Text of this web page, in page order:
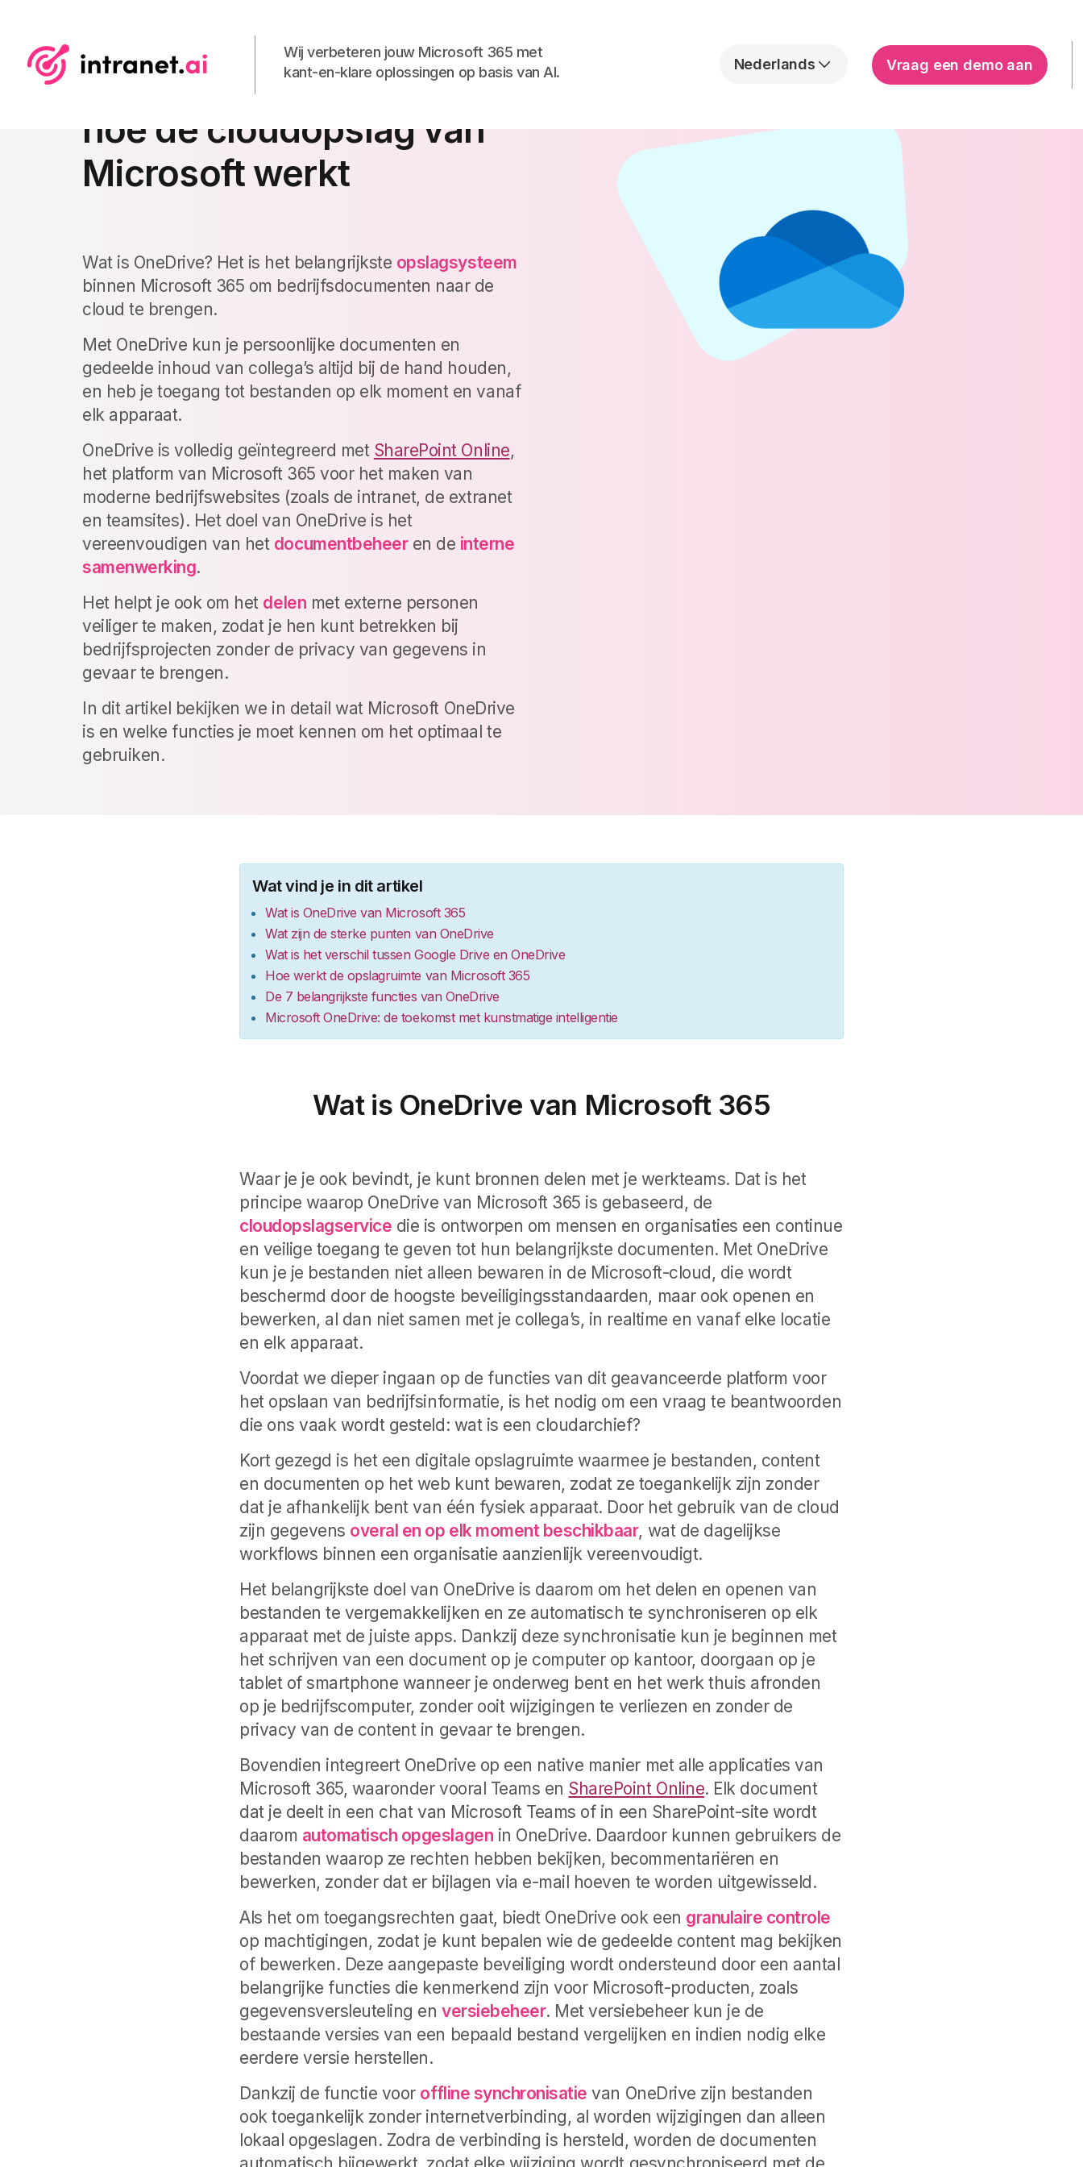
Wij verbeteren jouw Microsoft 365 met
kant-en-klare oplossingen op basis van AI.
Nederlands Vraag een demo aan
OneDrive: wat het is en
hoe de cloudopslag van
Microsoft werkt
Wat is OneDrive? Het is het belangrijkste opslagsysteem
binnen Microsoft 365 om bedrijfsdocumenten naar de
cloud te brengen.
Met OneDrive kun je persoonlijke documenten en
gedeelde inhoud van collega’s altijd bij de hand houden,
en heb je toegang tot bestanden op elk moment en vanaf
elk apparaat.
OneDrive is volledig geïntegreerd met SharePoint Online,
het platform van Microsoft 365 voor het maken van
moderne bedrijfswebsites (zoals de intranet, de extranet
en teamsites). Het doel van OneDrive is het
vereenvoudigen van het documentbeheeren de interne
samenwerking.
Het helpt je ook om het delen met externe personen
veiliger te maken, zodat je hen kunt betrekken bij
bedrijfsprojecten zonder de privacy van gegevens in
gevaar te brengen.
In dit artikel bekijken we in detail wat Microsoft OneDrive
is en welke functies je moet kennen om het optimaal te
gebruiken.
Wat vind je in dit artikel
Wat is OneDrive van Microsoft 365
Wat zijn de sterke punten van OneDrive
Wat is het verschil tussen Google Drive en OneDrive
Hoe werkt de opslagruimte van Microsoft 365
De 7 belangrijkste functies van OneDrive
Microsoft OneDrive: de toekomst met kunstmatige intelligentie
Wat is OneDrive van Microsoft 365
Waar je je ook bevindt, je kunt bronnen delen met je werkteams. Dat is het
principe waarop OneDrive van Microsoft 365 is gebaseerd, de
cloudopslagservice die is ontworpen om mensen en organisaties een continue
en veilige toegang te geven tot hun belangrijkste documenten. Met OneDrive
kun je je bestanden niet alleen bewaren in de Microsoft-cloud, die wordt
beschermd door de hoogste beveiligingsstandaarden, maar ook openen en
bewerken, al dan niet samen met je collega’s, in realtime en vanaf elke locatie
en elk apparaat.
Voordat we dieper ingaan op de functies van dit geavanceerde platform voor
het opslaan van bedrijfsinformatie, is het nodig om een vraag te beantwoorden
die ons vaak wordt gesteld: wat is een cloudarchief?
Kort gezegd is het een digitale opslagruimte waarmee je bestanden, content
en documenten op het web kunt bewaren, zodat ze toegankelijk zijn zonder
dat je afhankelijk bent van één fysiek apparaat. Door het gebruik van de cloud
zijn gegevens overal en op elk moment beschikbaar, wat de dagelijkse
workflows binnen een organisatie aanzienlijk vereenvoudigt.
Het belangrijkste doel van OneDrive is daarom om het delen en openen van
bestanden te vergemakkelijken en ze automatisch te synchroniseren op elk
apparaat met de juiste apps. Dankzij deze synchronisatie kun je beginnen met
het schrijven van een document op je computer op kantoor, doorgaan op je
tablet of smartphone wanneer je onderweg bent en het werk thuis afronden
op je bedrijfscomputer, zonder ooit wijzigingen te verliezen en zonder de
privacy van de content in gevaar te brengen.
Bovendien integreert OneDrive op een native manier met alle applicaties van
Microsoft 365, waaronder vooral Teams en SharePoint Online. Elk document
dat je deelt in een chat van Microsoft Teams of in een SharePoint-site wordt
daarom automatisch opgeslagen in OneDrive. Daardoor kunnen gebruikers de
bestanden waarop ze rechten hebben bekijken, becommentariëren en
bewerken, zonder dat er bijlagen via e-mail hoeven te worden uitgewisseld.
Als het om toegangsrechten gaat, biedt OneDrive ook een granulaire controle
op machtigingen, zodat je kunt bepalen wie de gedeelde content mag bekijken
of bewerken. Deze aangepaste beveiliging wordt ondersteund door een aantal
belangrijke functies die kenmerkend zijn voor Microsoft-producten, zoals
gegevensversleuteling enversiebeheer. Met versiebeheer kun je de
bestaande versies van een bepaald bestand vergelijken en indien nodig elke
eerdere versie herstellen.
Dankzij de functie voor offline synchronisatie van OneDrive zijn bestanden
ook toegankelijk zonder internetverbinding, al worden wijzigingen dan alleen
lokaal opgeslagen. Zodra de verbinding is hersteld, worden de documenten